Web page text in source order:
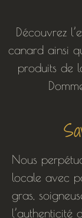
Découvrez
canard ainsi
produits de
Nous
locale avec
gras,
l’authenticité